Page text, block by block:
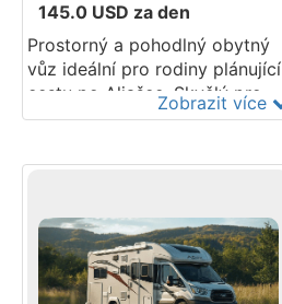
145.0 USD za den
Prostorný a pohodlný obytný
vůz ideální pro rodiny plánující
cestu po Aljašce. Skvělý pro
objevování poloostrova Kenai
obytných vozů na Aljašce.
Zobrazit více